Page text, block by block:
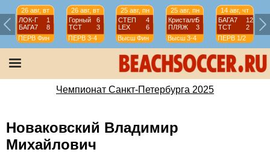
26 авг, вт
ЛОК-Г
1
БАГА7
8
ПЕРВ Фин
26 авг, вт
Горный
6
ТСТ
3
ПЕРВ 3-4
25 авг, пн
СТЕП
4
LEX
6
Высш Фин
25 авг, пн
Кристалл5
ПЛЯЖ
3
Высш 3-4
14 авг, чт
БАГА7
12
ТСТ
2
ПЕРВ 1/2
Чемпионат Санкт-Петербурга 2025
Новаковский Владимир
Михайлович